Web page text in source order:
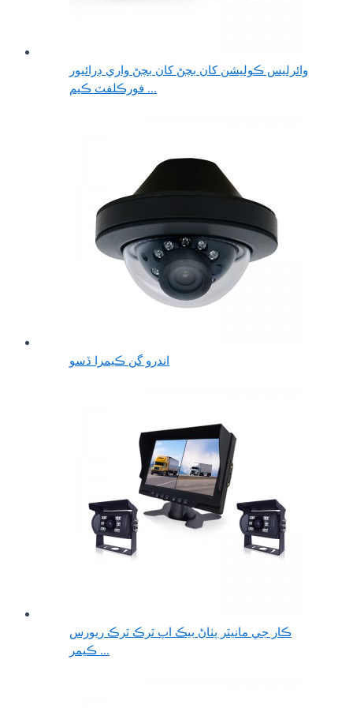
وائرلیس ڪوليشن کان بچڻ کان بچڻ واري ڊرائيور
فورڪلفٽ ڪيم ...
اندرو گن ڪيمرا ڏسو
ڪار جي مانيٽر پٺاڻ بيڪ اپ ٽرڪ ٽرڪ ريورس
ڪيمر ...